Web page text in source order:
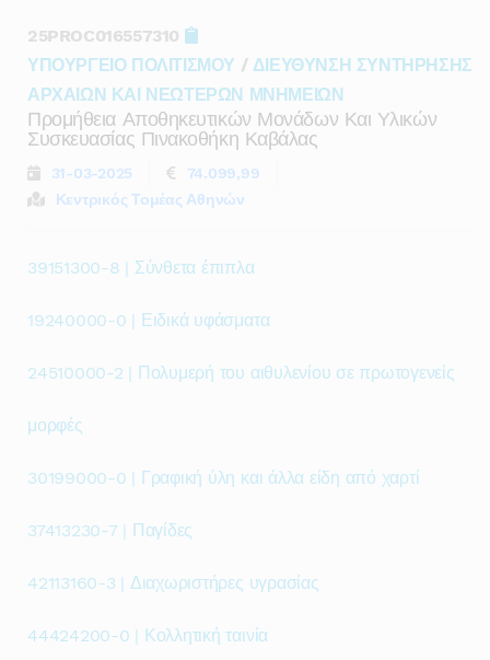
25PROC016557310
ΥΠΟΥΡΓΕΙΟ ΠΟΛΙΤΙΣΜΟΥ / ΔΙΕΥΘΥΝΣΗ ΣΥΝΤΗΡΗΣΗΣ
ΑΡΧΑΙΩΝ ΚΑΙ ΝΕΩΤΕΡΩΝ ΜΝΗΜΕΙΩΝ
Προμήθεια Αποθηκευτικών Μονάδων Και Υλικών
Συσκευασίας Πινακοθήκη Καβάλας
31-03-2025
74.099,99
Κεντρικός Τομέας Αθηνών
39151300-8 | Σύνθετα έπιπλα
19240000-0 | Ειδικά υφάσματα
24510000-2 | Πολυμερή του αιθυλενίου σε πρωτογενείς
μορφές
30199000-0 | Γραφική ύλη και άλλα είδη από χαρτί
37413230-7 | Παγίδες
42113160-3 | Διαχωριστήρες υγρασίας
44424200-0 | Κολλητική ταινία